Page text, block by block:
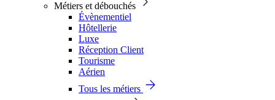
Métiers et débouchés
Évènementiel
Hôtellerie
Luxe
Réception Client
Tourisme
Aérien
Tous les métiers